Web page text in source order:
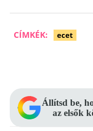
CÍMKÉK: ecet
Állítsd be,
az elsők